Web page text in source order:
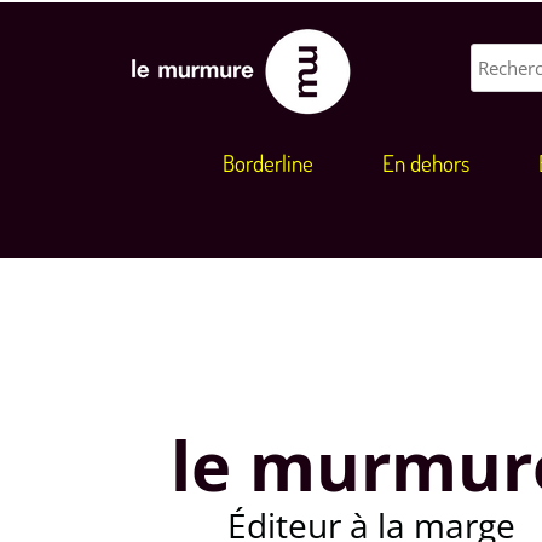
Borderline En dehors
le
Éditeur à la marge